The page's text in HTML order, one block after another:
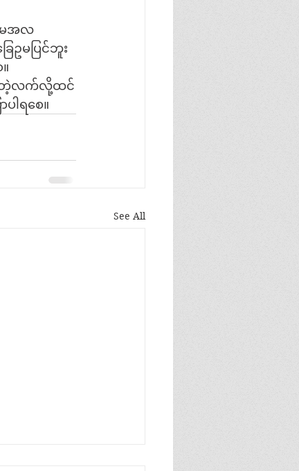
မအလ
ဥမပြင်ဘူး
းတဲ့လက်လို့ထင်
ါရစေ။
See All